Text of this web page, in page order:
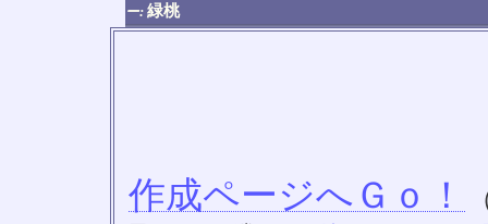
ー: 緑桃
作成ページへＧｏ！